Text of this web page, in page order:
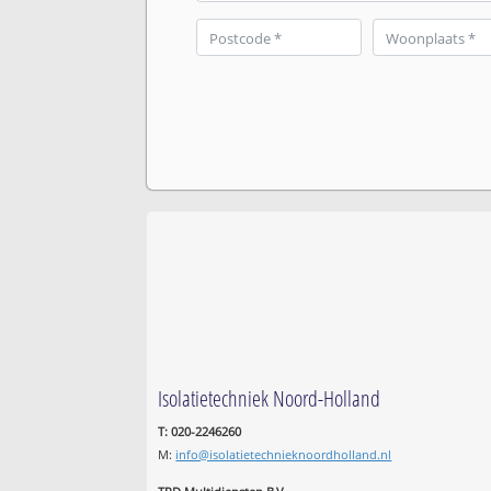
Isolatietechniek Noord-Holland
T: 020-2246260
M: info@isolatietechnieknoordholland.nl